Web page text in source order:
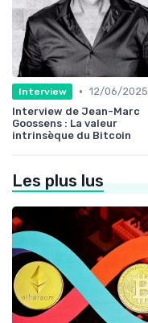
Interview • 12/06/2025
Interview de Jean-Marc
Goossens : La valeur
intrinsèque du Bitcoin
Les plus lus